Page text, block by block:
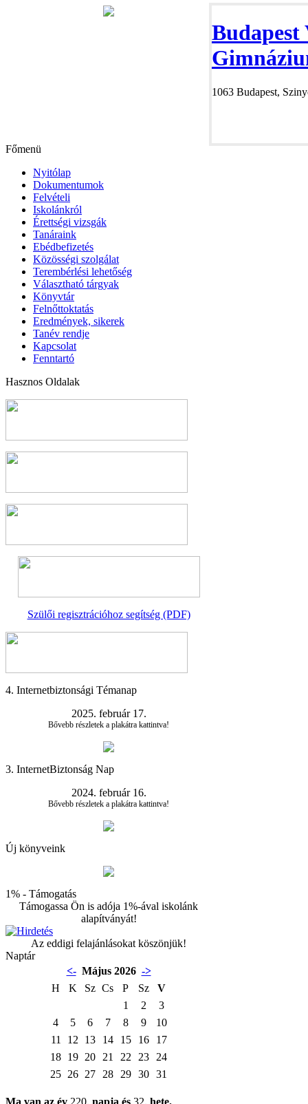
1063 Budapest,
Főmenü
Nyitólap
Dokumentumok
Felvételi
Iskolánkról
Érettségi vizsgák
Tanáraink
Ebédbefizetés
Közösségi szolgálat
Terembérlési lehetőség
Választható tárgyak
Könyvtár
Felnőttoktatás
Eredmények, sikerek
Tanév rendje
Kapcsolat
Fenntartó
Hasznos Oldalak
Szülői regisztrációhoz segítség (PDF)
4. Internetbiztonsági Témanap
2025. február 17.
Bővebb részletek a plakátra kattintva!
3. InternetBiztonság Nap
2024. február 16.
Bővebb részletek a plakátra kattintva!
Új könyveink
1% - Támogatás
Támogassa Ön is adója 1%-ával iskolánk
alapítványát!
Az eddigi felajánlásokat köszönjük!
Naptár
<- Május 2026 ->
H
K Sz Cs P Sz
V
1
2
3
4
5 6 7 8 9
10
11
12 13 14 15 16
17
18 19 20 21 22 23
24
25 26 27 28 29 30 31
Ma van az év 220. napja és 32. hete.